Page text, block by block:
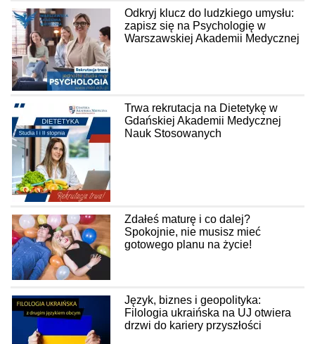
Odkryj klucz do ludzkiego umysłu:
zapisz się na Psychologię w
Warszawskiej Akademii Medycznej
Trwa rekrutacja na Dietetykę w
Gdańskiej Akademii Medycznej
Nauk Stosowanych
Zdałeś maturę i co dalej?
Spokojnie, nie musisz mieć
gotowego planu na życie!
Język, biznes i geopolityka:
Filologia ukraińska na UJ otwiera
drzwi do kariery przyszłości